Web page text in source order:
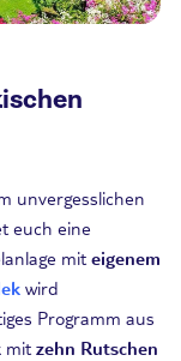
unvergesslichen
euch eine
mit eigenem
wird
Programm aus
mit zehn Rutschen